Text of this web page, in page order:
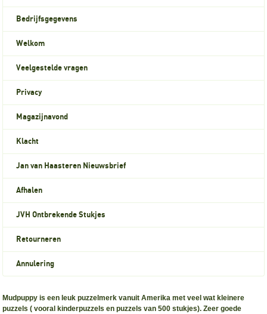
Bedrijfsgegevens
Welkom
Veelgestelde vragen
Privacy
Magazijnavond
Klacht
Jan van Haasteren Nieuwsbrief
Afhalen
JVH Ontbrekende Stukjes
Retourneren
Annulering
Mudpuppy is een leuk puzzelmerk vanuit Amerika met veel wat kleinere
puzzels ( vooral kinderpuzzels en puzzels van 500 stukjes). Zeer goede